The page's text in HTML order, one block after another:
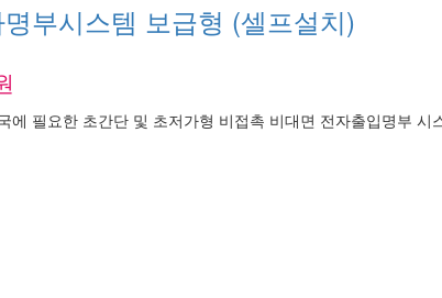
부시스템 보급형 (셀프설치)
에 필요한 초간단 및 초저가형 비접촉 비대면 전자출입명부 시